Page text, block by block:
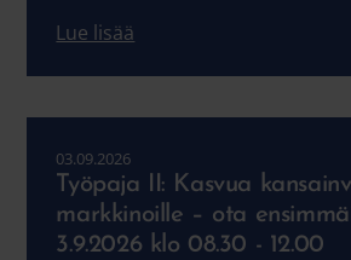
Lue lisää
Työpaja II: Kasvua
markkinoille – ota
3.9.2026 klo 08.30 - 12.00
03.09.2026